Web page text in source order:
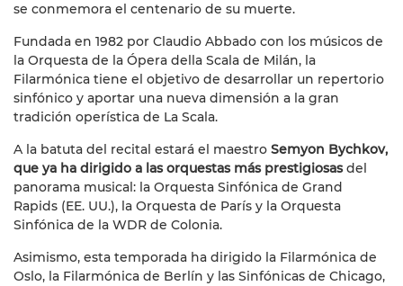
se conmemora el centenario de su muerte.
Fundada en 1982 por Claudio Abbado con los músicos de
la Orquesta de la Ópera della Scala de Milán, la
Filarmónica tiene el objetivo de desarrollar un repertorio
sinfónico y aportar una nueva dimensión a la gran
tradición operística de La Scala.
A la batuta del recital estará el maestro Semyon Bychkov,
que ya ha dirigido a las orquestas más prestigiosasdel
panorama musical: la Orquesta Sinfónica de Grand
Rapids (EE. UU.), la Orquesta de París y la Orquesta
Sinfónica de la WDR de Colonia.
Asimismo, esta temporada ha dirigido la Filarmónica de
Oslo, la Filarmónica de Berlín y las Sinfónicas de Chicago,